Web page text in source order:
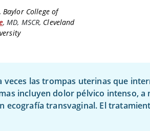
Baylor College of
, MD, MSCR, Cleveland
las trompas uterinas que
incluyen dolor pélvico intenso, a
ecografía transvaginal. El